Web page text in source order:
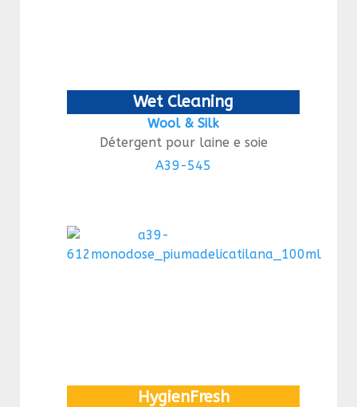
Wet Cleaning
Wool & Silk
Détergent pour laine e soie
A39-545
HygienFresh